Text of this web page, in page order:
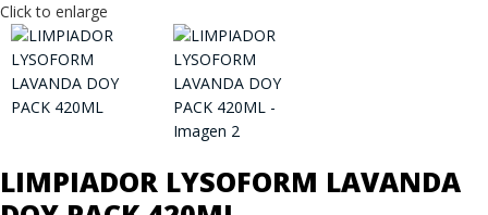
Click to enlarge
LIMPIADOR LYSOFORM LAVANDA